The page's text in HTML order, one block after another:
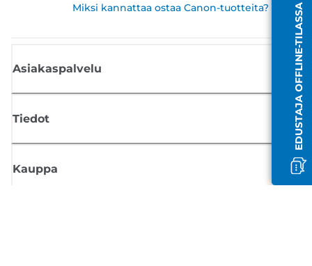
EDUSTAJA OFFLINE-TILASSA
Miksi kannattaa ostaa Canon-tuotteita?
Asiakaspalvelu
Tiedot
Kauppa